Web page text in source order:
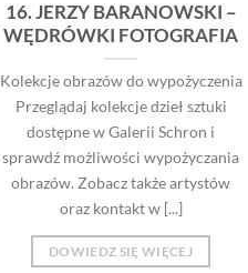
16. JERZY BARANOWSKI –
WĘDRÓWKI FOTOGRAFIA
Kolekcje obrazów do wypożyczenia
Przeglądaj kolekcje dzieł sztuki
dostępne w Galerii Schron i
sprawdź możliwości wypożyczania
obrazów. Zobacz także artystów
oraz kontakt w [...]
DOWIEDZ SIĘ WIĘCEJ